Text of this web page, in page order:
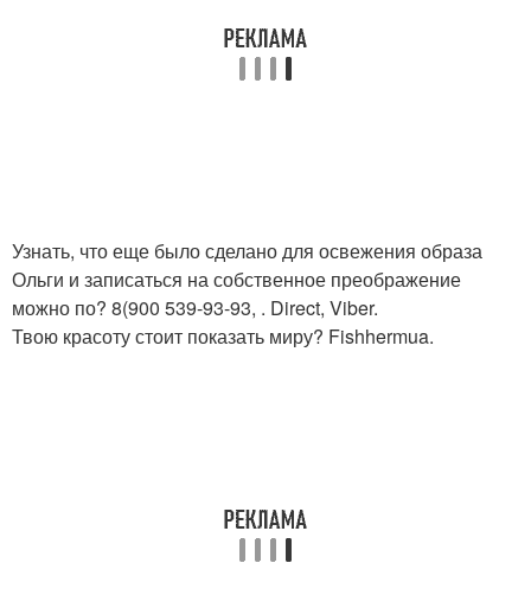
Узнать, что еще было сделано для освежения образа
Ольги и записаться на собственное преображение
можно по? 8(900 539-93-93, . Direct, Viber.
Твою красоту стоит показать миру? Fishhermua.